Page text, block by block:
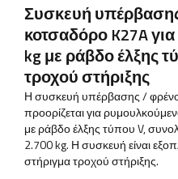
Συσκευή
κοτσαδόρο K27A
kg με ράβδο έλξης
τροχού στήριξης
Η συσκευή υπέρβασης /
προορίζεται για
με ράβδο έλξης τύπου V,
2.700 kg. Η συσκευή είναι
στήριγμα τροχού στήριξης.